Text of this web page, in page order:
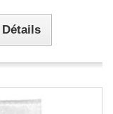
Détails